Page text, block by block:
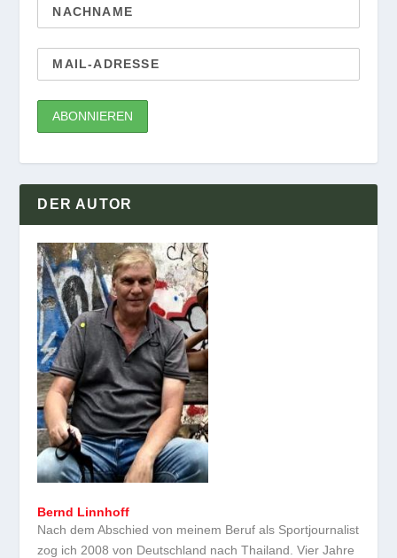
DER AUTOR
Bernd Linnhoff
Nach dem Abschied von meinem Beruf als Sportjournalist
zog ich 2008 von Deutschland nach Thailand. Vier Jahre